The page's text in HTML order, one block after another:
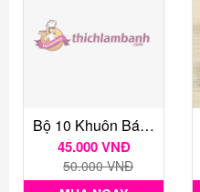
Bộ 10 Khuôn Bánh Bò Hình Lá
45.000 VNĐ
50.000 VNĐ